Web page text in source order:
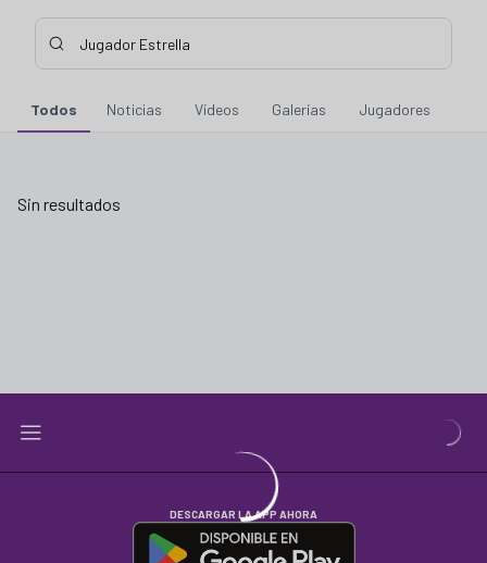
Introduce tu búsqueda, espera unos instantes y te
Todos Noticias Vídeos Galerías Jugadores
Sin resultados
Sin resultados
DESCARGAR LA APP AHORA